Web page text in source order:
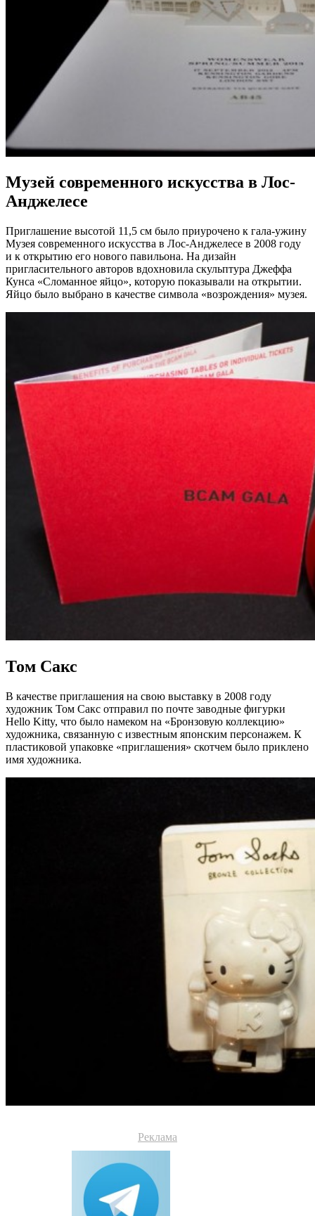
Музей современного искусства в Лос-
Анджелесе
Приглашение высотой 11,5 см было приурочено к гала-ужину
Музея современного искусства в Лос-Анджелесе в 2008 году
и к открытию его нового павильона. На дизайн
пригласительного авторов вдохновила скульптура Джеффа
Кунса «Сломанное яйцо», которую показывали на открытии.
Яйцо было выбрано в качестве символа «возрождения» музея.
Том Сакс
В качестве приглашения на свою выставку в 2008 году
художник Том Сакс отправил по почте заводные фигурки
Hello Kitty, что было намеком на «Бронзовую коллекцию»
художника, связанную с известным японским персонажем. К
пластиковой упаковке «приглашения» скотчем было приклено
имя художника.
Реклама